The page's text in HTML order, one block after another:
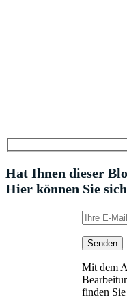
Hat Ihnen dieser
Hier können Sie
Mit dem
finden